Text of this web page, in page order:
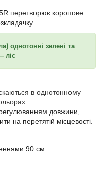
перетворює коропове
однотонні зелені та
ліс
в однотонному
регулюванням довжини
на перетятій місцевості
90 см